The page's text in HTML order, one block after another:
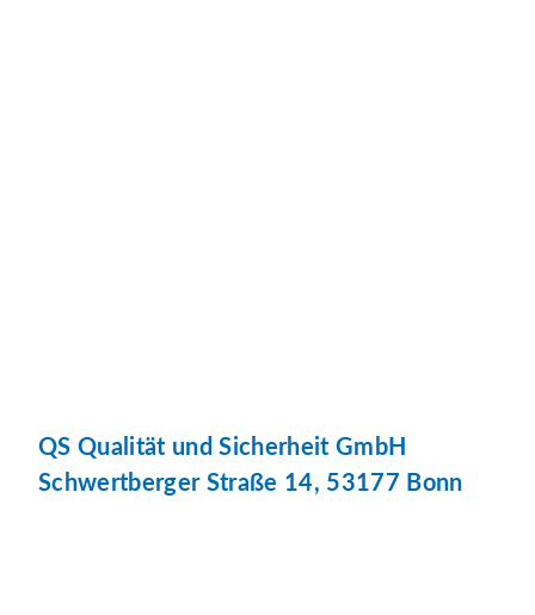
QS Qualität und Sicherheit GmbH
Schwertberger Straße 14, 53177 Bonn